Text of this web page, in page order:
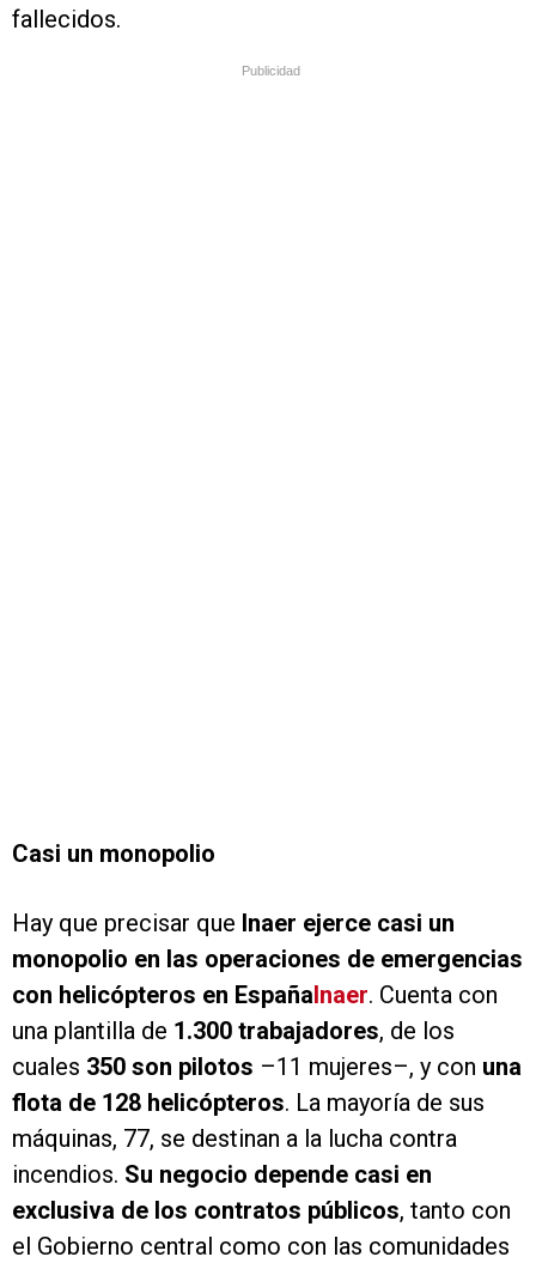
fallecidos.
Publicidad
Casi un monopolio
Hay que precisar que Inaer ejerce casi un
monopolio en las operaciones de emergencias
con helicópteros en EspañaInaer. Cuenta con
una plantilla de 1.300 trabajadores, de los
cuales 350 son pilotos –11 mujeres–, y con una
flota de 128 helicópteros. La mayoría de sus
máquinas, 77, se destinan a la lucha contra
incendios. Su negocio depende casi en
exclusiva de los contratos públicos, tanto con
el Gobierno central como con las comunidades